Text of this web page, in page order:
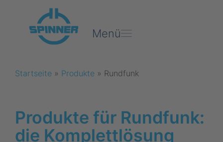
Menü
Startseite » Produkte » Rundfunk
Produkte für Rundfunk:
die Komplettlösung